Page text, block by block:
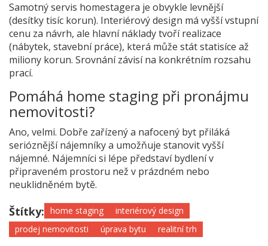
Samotný servis homestagera je obvykle levnější
(desítky tisíc korun). Interiérový design má vyšší vstupní
cenu za návrh, ale hlavní náklady tvoří realizace
(nábytek, stavební práce), která může stát statisíce až
miliony korun. Srovnání závisí na konkrétním rozsahu
prací.
Pomáhá home staging při pronájmu
nemovitosti?
Ano, velmi. Dobře zařízený a nafocený byt přiláká
serióznější nájemníky a umožňuje stanovit vyšší
nájemné. Nájemníci si lépe představí bydlení v
připraveném prostoru než v prázdném nebo
neuklidněném bytě.
Štítky: home staging
interiérový design
prodej nemovitosti
úprava bytu realitní trh